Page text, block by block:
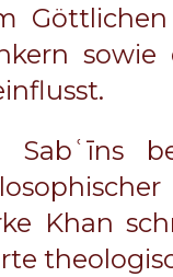
Sabʿīns
Khan